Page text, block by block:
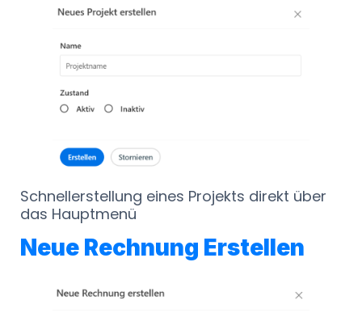
Schnellerstellung eines Projekts direkt über
das Hauptmenü
Neue Rechnung Erstellen